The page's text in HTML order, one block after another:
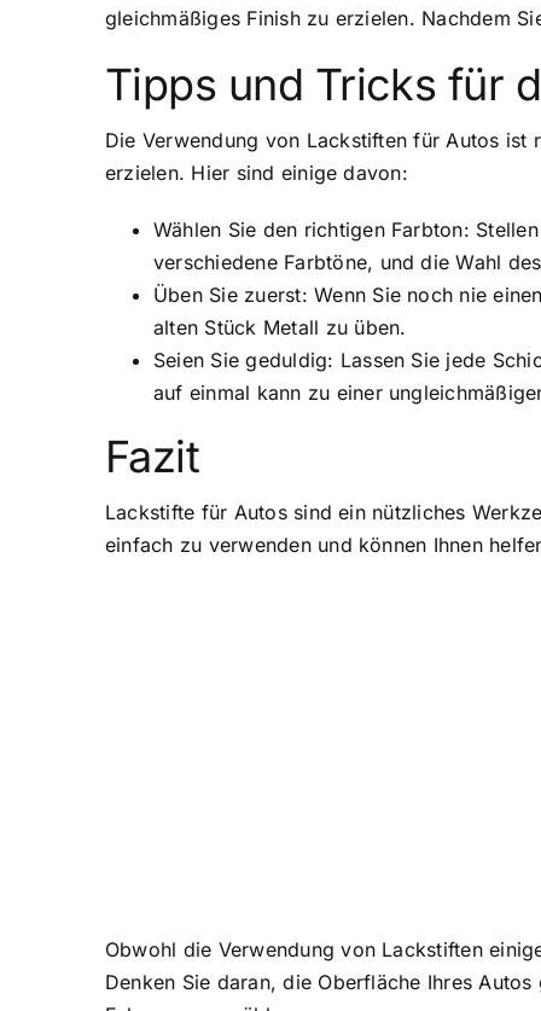
gleichmäßiges Finish zu erzielen. Nachdem
Tipps und Tricks für
Die Verwendung von Lackstiften für Autos
erzielen. Hier sind einige davon:
Wählen Sie den richtigen Farbton:
verschiedene Farbtöne, und die Wahl
Üben Sie zuerst: Wenn Sie noch nie
alten Stück Metall zu üben.
Seien Sie geduldig: Lassen Sie jede
auf einmal kann zu einer
Fazit
Lackstifte für Autos sind ein nützliches
einfach zu verwenden und können Ihnen
Obwohl die Verwendung von Lackstiften
Denken Sie daran, die Oberfläche Ihres